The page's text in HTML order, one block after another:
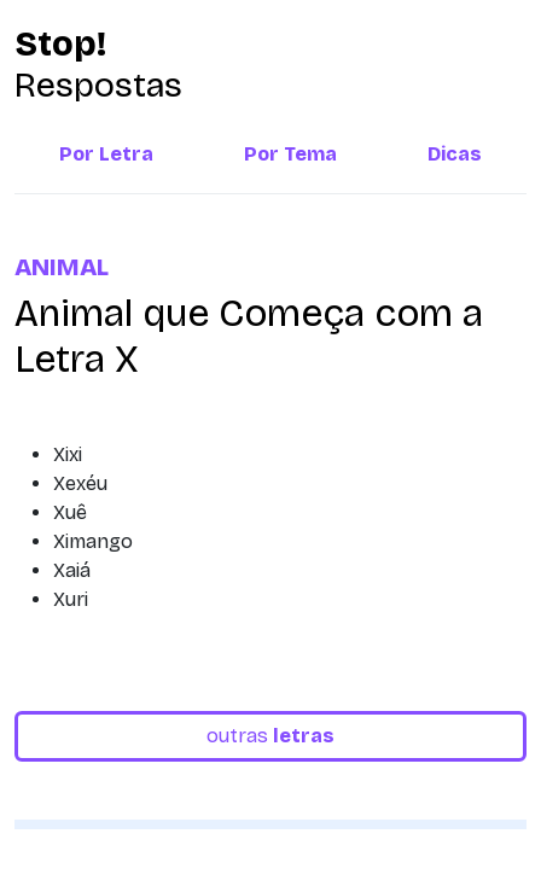
Stop!
Respostas
Por Letra Por Tema Dicas
ANIMAL
Animal que Começa com a
Letra X
Xixi
Xexéu
Xuê
Ximango
Xaiá
Xuri
outras letras